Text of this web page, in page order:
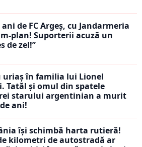
ani de FC Argeș, cu Jandarmeria
plan! Suporterii acuză un
de zel!”
uriaș în familia lui Lionel
Tatăl și omul din spatele
starului argentinian a murit
ani!
își schimbă harta rutieră!
kilometri de autostradă ar